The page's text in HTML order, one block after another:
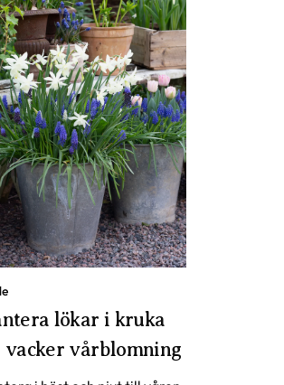
lökar i kruka
vacker vårblomning